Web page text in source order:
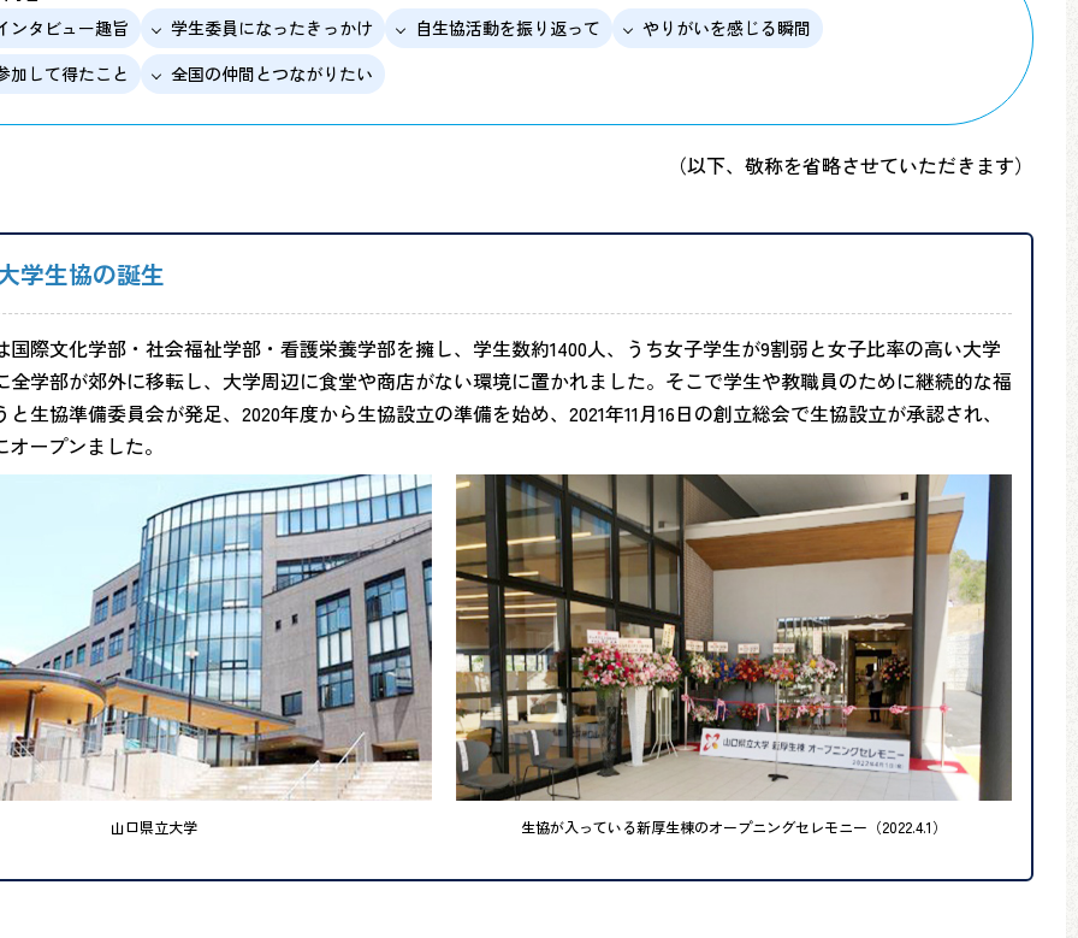
ンタビュー趣旨 学生委員になったきっかけ 自生協活動を振り返って
やりがいを感じる瞬間
加して得たこと
全国の仲間とつながりたい
（以下、敬称を省略させていただきます）
学生協の誕生
国際文化学部・社会福祉学部・看護栄養学部を擁し、学生数約1400人、うち女子学生が9割弱と女子比率の高い大学
全学部が郊外に移転し、大学周辺に食堂や商店がない環境に置かれました。そこで学生や教職員のために継続的な福
生協準備委員会が発足、2020年度から生協設立の準備を始め、2021年11月16日の創立総会で生協設立が承認され、
ープンました。
山口県立大学 生協が入っている新厚生棟のオープニングセレモニー（2022.4.1）